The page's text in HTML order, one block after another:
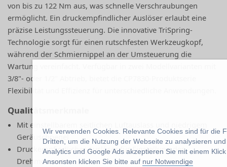
Wir verwenden Cookies. Relevante Cookies sind für die
Dritten, um die Nutzung der Webseite zu analysieren
Analytics und Google Ads akzeptieren Sie mit einem
Ansonsten klicken Sie bitte auf nur Notwendige
von bis zu 122 Nm aus, was schnelle Verschraubungen
ermöglicht. Ein druckempfindlicher Auslöser erlaubt eine
präzise Leistungssteuerung. Die innovative TriSpring-
Technologie sorgt für einen rutschfesten Werkzeugkopf,
während der Schmiernippel an der Umsteuerung die
Wartung vereinfacht. Verfügbar in zwei Modellvarianten mit
3/8"- oder 1/2" Abtrieb, bietet die CP7830-Produktserie
Flexibilität und Effizienz für unterschiedliche Anwendungen.
Qualitätsmerkmale
Mit einstellbarem seitlichen Luftauslass und niedrigem
Geräuschpegel
Druckempfindlicher Auslöser für Einstellung des
Drehmoments